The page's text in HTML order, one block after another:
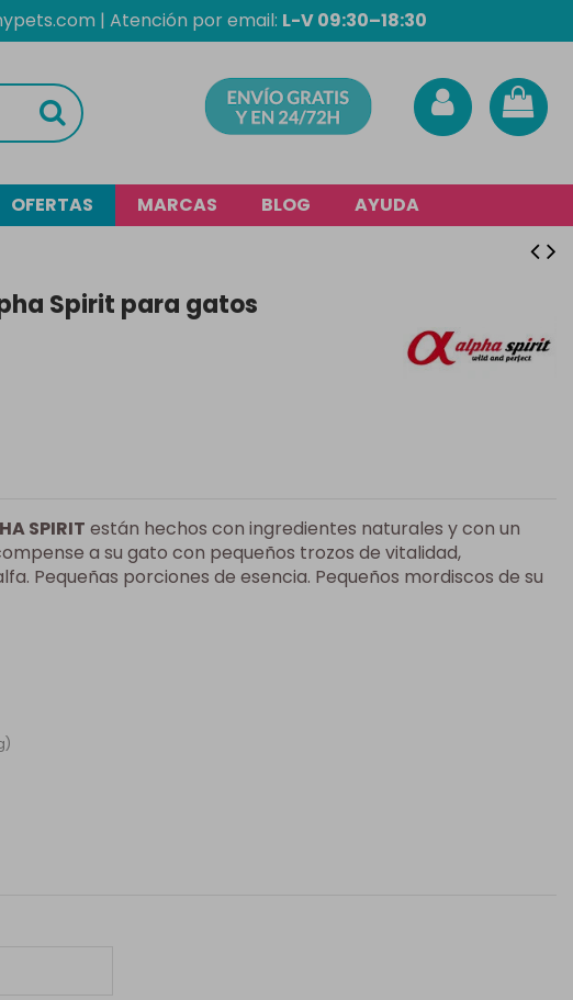
| Atención por email: L-V 09:30–18:30
OFERTAS MARCAS BLOG AYUDA
Spirit para gatos
SPIRIT están hechos con ingredientes naturales y con un
a su gato con pequeños trozos de vitalidad,
Pequeñas porciones de esencia. Pequeños mordiscos de su